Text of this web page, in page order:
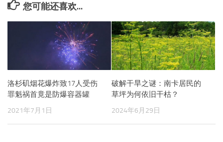
您可能还喜欢...
洛杉矶烟花爆炸致17人受伤
罪魁祸首竟是防爆容器罐
2021年7月1日
破解干旱之谜：南卡居民的
草坪为何依旧干枯？
2024年6月29日